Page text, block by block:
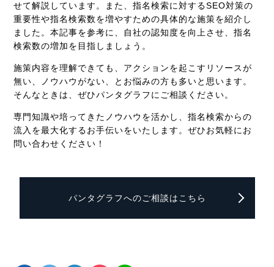
せて解説しています。また、指名検索に対するSEO対策の
重要性や指名検索数を増やすための具体的な施策を紹介し
ました。本記事を参考に、自社の認知度を向上させ、指名
検索数の増加を目指しましょう。
施策内容を理解できても、アクションを起こすリソースが
無い、ノウハウがない、とお悩みの方も多いと思います。
そんなときは、ぜひパンタグラフにご相談ください。
専門知識や培ってきたノウハウを活かし、指名検索からの
流入を最大化するお手伝いをいたします。ぜひお気軽にお
問い合わせください！
パンタグラフへのご相談はこちら